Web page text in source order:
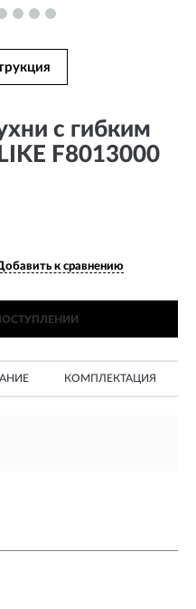
с гибким
F8013000
к сравнению
КОМПЛЕКТАЦИЯ